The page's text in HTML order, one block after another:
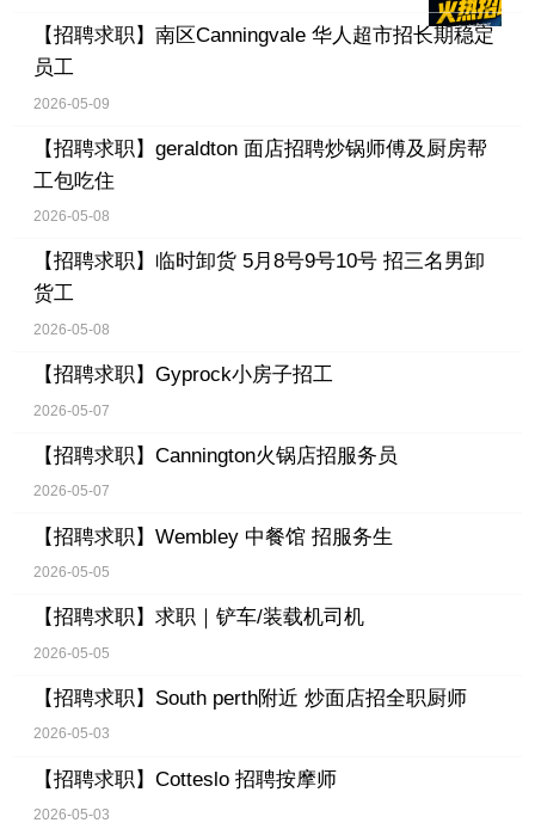
【招聘求职】 南区Canningvale 华人超市招长期稳定
员工
2026-05-09
【招聘求职】 geraldton 面店招聘炒锅师傅及厨房帮
工包吃住
2026-05-08
【招聘求职】 临时卸货 5月8号9号10号 招三名男卸
货工
2026-05-08
【招聘求职】 Gyprock小房子招工
2026-05-07
【招聘求职】 Cannington火锅店招服务员
2026-05-07
【招聘求职】 Wembley 中餐馆 招服务生
2026-05-05
【招聘求职】 求职｜铲车/装载机司机
2026-05-05
【招聘求职】 South perth附近 炒面店招全职厨师
2026-05-03
【招聘求职】 Cotteslo 招聘按摩师
2026-05-03